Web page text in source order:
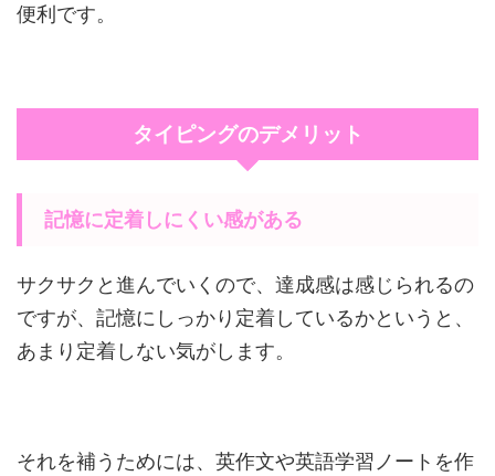
便利です。
タイピングのデメリット
記憶に定着しにくい感がある
サクサクと進んでいくので、達成感は感じられるの
ですが、記憶にしっかり定着しているかというと、
あまり定着しない気がします。
それを補うためには、英作文や英語学習ノートを作